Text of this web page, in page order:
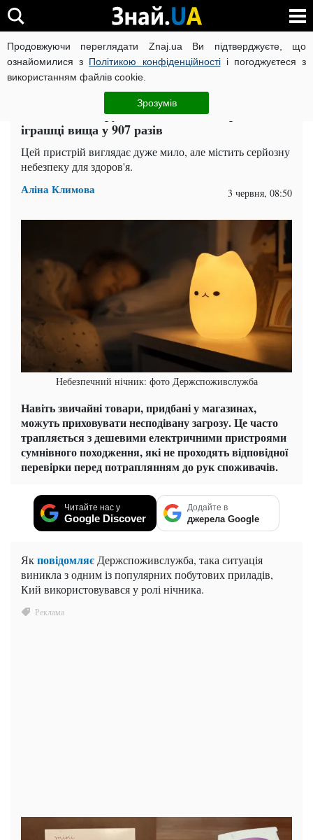
Продовжуючи переглядати Znaj.ua Ви підтверджуєте, що
ознайомилися з Політикою конфіденційностіі погоджуєтеся з
використанням файлів cookie.
Зрозумів
ВІЙНА РОСІЇ ПРОТИ УКРАЇНИ КОРОНАВІРУС В УКРАЇНІ
Суспільство ЧИТАТЬ НА РУССКОМ
Нічник може труїти вас свинцем: норма в
іграшці вища у 907 разів
Цей пристрій виглядає дуже мило, але містить серйозну
небезпеку для здоров'я.
Аліна Климова 3 червня, 08:50
Небезпечний нічник: фото Держспоживслужба
Навіть звичайні товари, придбані у магазинах,
можуть приховувати несподівану загрозу. Це часто
трапляється з дешевими електричними пристроями
сумнівного походження, які не проходять відповідної
перевірки перед потраплянням до рук споживачів.
Читайте нас у
Google Discover
Додайте в
джерела Google
ЯкповідомляєДержспоживслужба, така ситуація
виникла з одним із популярних побутових приладів,
Кий використовувався у ролі нічника.